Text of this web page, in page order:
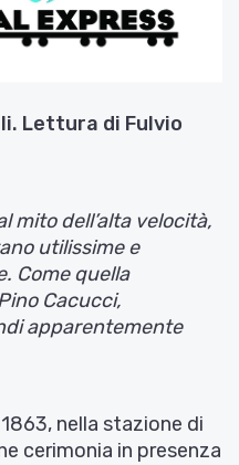
Lettura di Fulvio
mito dell’alta velocità,
utilissime e
Come quella
Cacucci,
apparentemente
nella stazione di
cerimonia in presenza